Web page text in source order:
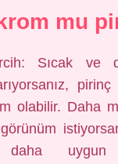
mu
Sıcak ve
olabilir. Daha
daha uygun